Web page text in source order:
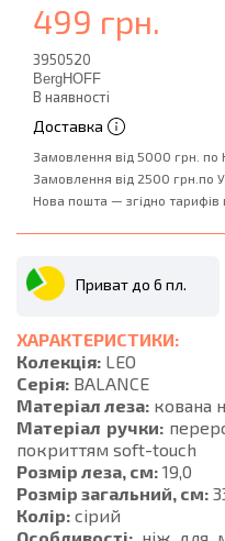
499 грн.
3950520
BergHOFF
В наявності
Доставка
Замовлення від 5000 грн. по
Замовлення від 2500 грн.по
Нова пошта — згідно тарифів
Приват до 6 пл.
ХАРАКТЕРИСТИКИ:
Колекція: LEO
Серія: BALANCE
Матеріал леза: кована
Матеріал ручки:
покриттям soft-touch
Розмір леза, см: 19,0
Розмір загальний, см:
Колір: сірий